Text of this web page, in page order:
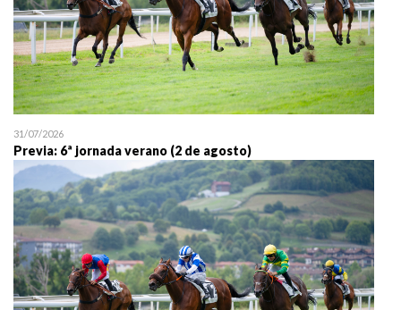
31/07/2026
Previa: 6ª jornada verano (2 de agosto)